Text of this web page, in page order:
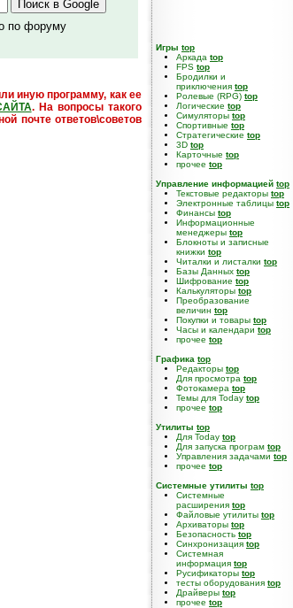
по форуму
иную программу, как ее
. На вопросы такого
почте ответов\советов
Игры top
Аркада top
FPS top
Бродилки и
приключения top
Ролевые (RPG) top
Логические top
Симуляторы top
Спортивные top
Стратегические top
3D top
Карточные top
прочее top
Управление информацией top
Текстовые редакторы top
Электронные таблицы top
Финансы top
Информационные
менеджеры top
Блокноты и записные
книжки top
Читалки и листалки top
Базы Данных top
Шифрование top
Калькуляторы top
Преобразование
величин top
Покупки и товары top
Часы и календари top
прочее top
Графика top
Редакторы top
Для просмотра top
Фотокамера top
Темы для Today top
прочее top
Утилиты top
Для Today top
Для запуска програм top
Управления задачами top
прочее top
Системные утилиты top
Cистемные
расширения top
Файловые утилиты top
Архиваторы top
Безопасность top
Синхронизация top
Системная
информация top
Русификаторы top
тесты оборудования top
Драйверы top
прочее top